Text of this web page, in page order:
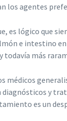
los agentes
es lógico que
e intestino
todavía más
médicos
diagnósticos y
es un